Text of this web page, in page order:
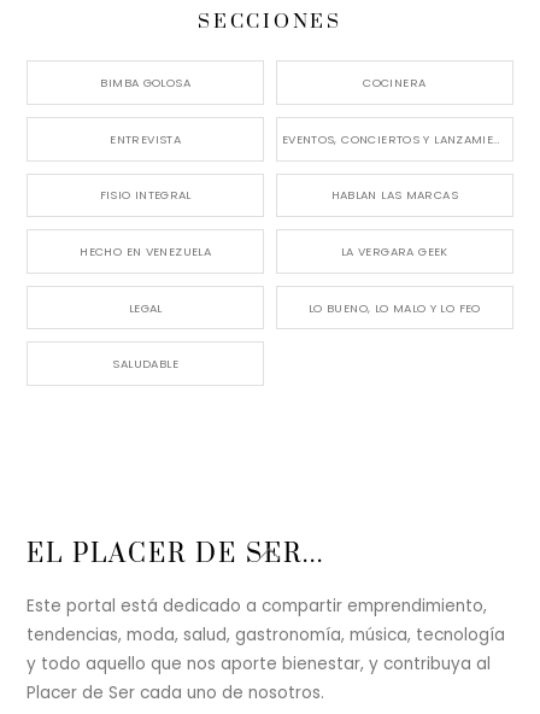
SECCIONES
BIMBA GOLOSA COCINERA
ENTREVISTA EVENTOS, CONCIERTOS Y LANZAMIENTOS
FISIO INTEGRAL HABLAN LAS MARCAS
HECHO EN VENEZUELA LA VERGARA GEEK
LEGAL LO BUENO, LO MALO Y LO FEO
SALUDABLE
Back
Top
EL PLACER DE SER...
Este portal está dedicado a compartir emprendimiento,
tendencias, moda, salud, gastronomía, música, tecnología
y todo aquello que nos aporte bienestar, y contribuya al
Placer de Ser cada uno de nosotros.